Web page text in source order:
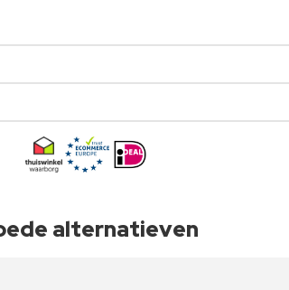
alternatieven